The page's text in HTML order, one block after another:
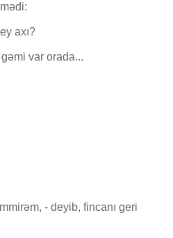
axı?
var orada...
- deyib, fincanı geri